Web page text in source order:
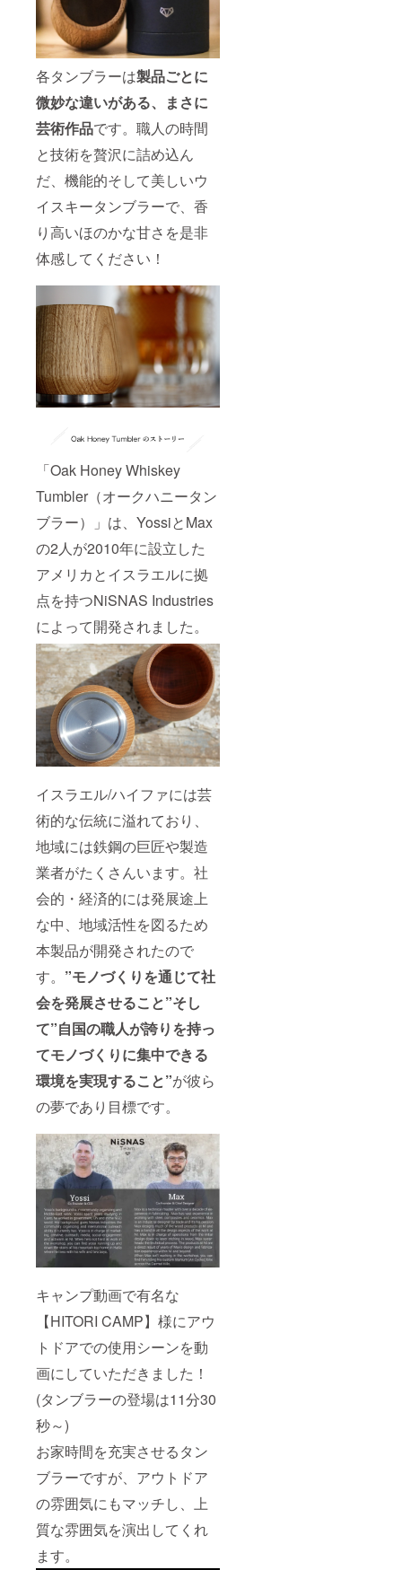
各タンブラーは製品ごとに
微妙な違いがある、まさに
芸術作品です。職人の時間
と技術を贅沢に詰め込ん
だ、機能的そして美しいウ
イスキータンブラーで、香
り高いほのかな甘さを是非
体感してください！
「Oak Honey Whiskey
Tumbler（オークハニータン
ブラー）」は、YossiとMax
の2人が2010年に設立した
アメリカとイスラエルに拠
点を持つNiSNAS Industries
によって開発されました。
イスラエル/ハイファには芸
術的な伝統に溢れており、
地域には鉄鋼の巨匠や製造
業者がたくさんいます。社
会的・経済的には発展途上
な中、地域活性を図るため
本製品が開発されたので
す。 ”モノづくりを通じて社
会を発展させること”そし
て”自国の職人が誇りを持っ
てモノづくりに集中できる
環境を実現すること”が彼ら
の夢であり目標です。
キャンプ動画で有名な
【HITORI CAMP】様にアウ
トドアでの使用シーンを動
画にしていただきました！
(タンブラーの登場は11分30
秒～)
お家時間を充実させるタン
ブラーですが、アウトドア
の雰囲気にもマッチし、上
質な雰囲気を演出してくれ
ます。